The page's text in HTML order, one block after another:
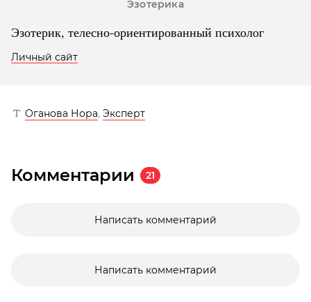
Эзотерика
Эзотерик, телесно-ориентированный психолог
Личный сайт
Оганова Нора, Эксперт
Комментарии 21
Написать комментарий
Написать комментарий